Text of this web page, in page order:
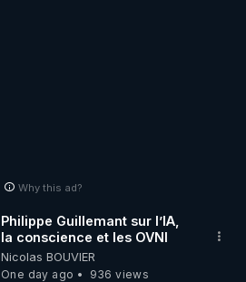
Why this ad?
Philippe Guillemant sur l’IA,
la conscience et les OVNI
Nicolas BOUVIER
One day ago
936 views